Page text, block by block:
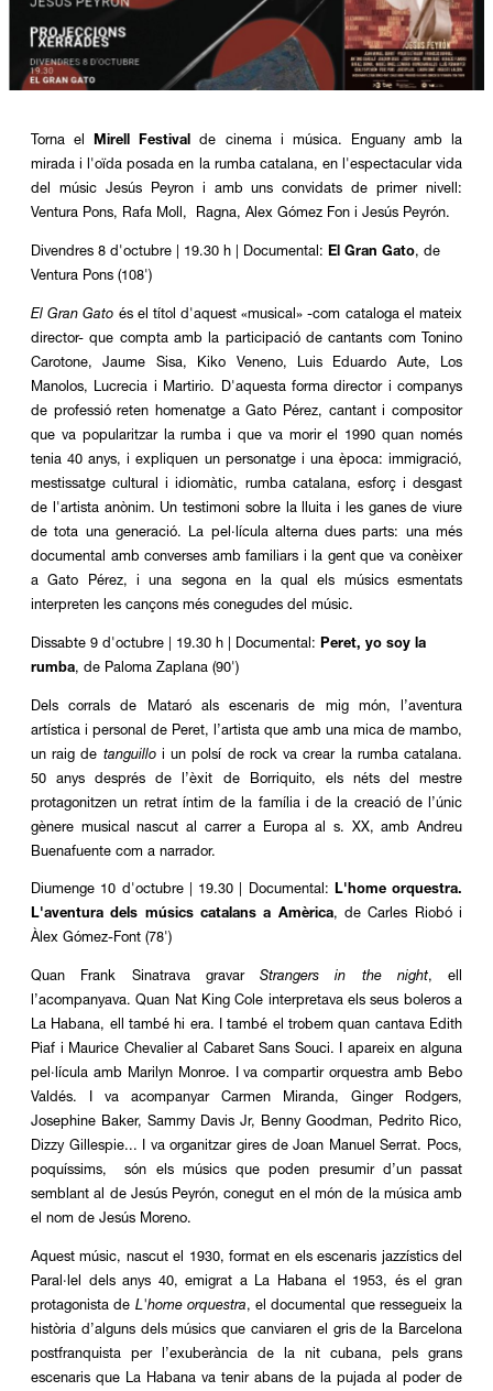
Torna elMirell Festival de cinema i música. Enguany amb la
mirada i l'oïda posada en la rumba catalana, en l'espectacular vida
del músic Jesús Peyron i amb uns convidats de primer nivell:
Ventura Pons, Rafa Moll, Ragna, Alex Gómez Fon i Jesús Peyrón.
Divendres 8 d'octubre | 19.30 h | Documental: El Gran Gato, de
Ventura Pons (108')
El Gran Gato és el títol d'aquest «musical» -com cataloga el mateix
director- que compta amb la participació de cantants com
Tonino
Carotone,Jaume Sisa, Kiko Veneno, Luis Eduardo Aute, Los
Manolos, Lucrecia i Martirio. D'aquesta forma director i companys
de professió reten homenatge aGato Pérez, cantant i compositor
que va popularitzar la rumba i que va morir el 1990 quan només
tenia 40 anys, i expliquen un personatge i una època: immigració,
mestissatge cultural i idiomàtic, rumba catalana, esforç i desgast
de l'artista anònim. Un testimoni sobre la lluita i les ganes de viure
de tota una generació. La pel·lícula alterna dues parts: una més
documental amb converses amb familiars i la gent que va conèixer
a Gato Pérez, i una segona en la qual els músics esmentats
interpreten les cançons més conegudes del músic.
Dissabte 9 d'octubre | 19.30 h | Documental: Peret, yo soy la
rumba, de Paloma Zaplana (90')
Dels corrals de Mataró als escenaris de mig món, l’aventura
artística i personal de Peret, l’artista que amb una mica de mambo,
un raig de tanguilloi un polsí de rock va crear la rumba catalana.
50 anys després de l’èxit de Borriquito, els néts del mestre
protagonitzen un retrat íntim de la família i de la creació de l’únic
gènere musical nascut al carrer a Europa al s. XX, amb Andreu
Buenafuente com a narrador.
Diumenge 10 d'octubre | 19.30 | Documental: L'home orquestra.
L'aventura dels músics catalans a Amèrica, de Carles Riobó i
Àlex Gómez-Font (78')
Quan Frank Sinatrava gravar Strangers in the night, ell
l’acompanyava. Quan Nat King Cole interpretava els seus boleros a
La Habana, ell també hi era. I també el trobem quan cantava Edith
Piaf i Maurice Chevalier al Cabaret Sans Souci. I apareix en alguna
pel·lícula amb Marilyn Monroe. I va compartir orquestra amb Bebo
Valdés. I va acompanyar Carmen Miranda, Ginger Rodgers,
Josephine Baker, Sammy Davis Jr, Benny Goodman, Pedrito Rico,
Dizzy Gillespie... I va organitzar gires de Joan Manuel Serrat. Pocs,
poquíssims, són els músics que poden presumir d’un passat
semblant al de Jesús Peyrón, conegut en el món de la música amb
el nom de Jesús Moreno.
Aquest músic, nascut el 1930, format en els escenaris jazzístics del
Paral·lel dels anys 40, emigrat a La Habana el 1953, és el gran
protagonista de L'home orquestra, el documental que ressegueix la
història d’alguns dels músics que canviaren el gris de la Barcelona
postfranquista per l’exuberància de la nit cubana, pels grans
escenaris que La Habana va tenir abans de la pujada al poder de